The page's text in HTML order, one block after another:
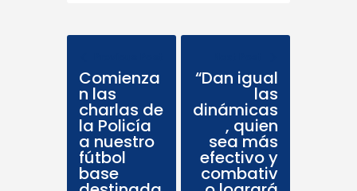
Comienza
n las
charlas de
la Policía
a nuestro
fútbol
base
“Dan igual
las
dinámicas
, quien
sea más
efectivo y
combativ